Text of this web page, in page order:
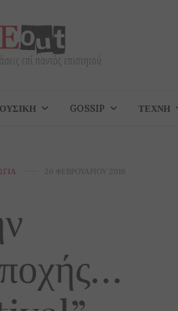
GOSSIP ΤΈΧΝΗ
20 ΦΕΒΡΟΥΑΡΊΟΥ 2016